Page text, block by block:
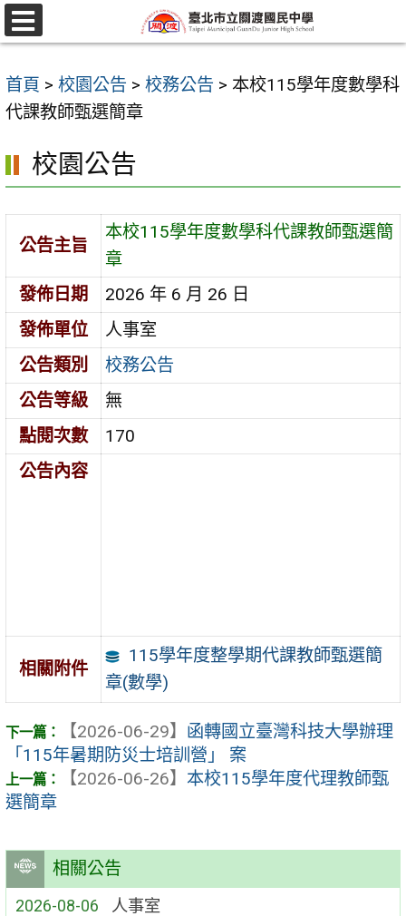
跳
至
要
內
區
選
單
首頁 > 校園公告 > 校務公告 > 本校115學年度數學科
代課教師甄選簡章
相關公告
2026-08-06 人事室
校園公告
公告主旨
本校115學年度數學科代課教師甄選簡
章
發佈日期
2026 年 6 月 26 日
發佈單位
人事室
公告類別
校務公告
公告等級
無
點閱次數
170
公告內容
相關附件
115學年度整學期代課教師甄選簡
章(數學)
【2026-06-29】 函轉國立臺灣科技大學辦理
「115年暑期防災士培訓營」 案
【2026-06-26】 本校115學年度代理教師甄
選簡章